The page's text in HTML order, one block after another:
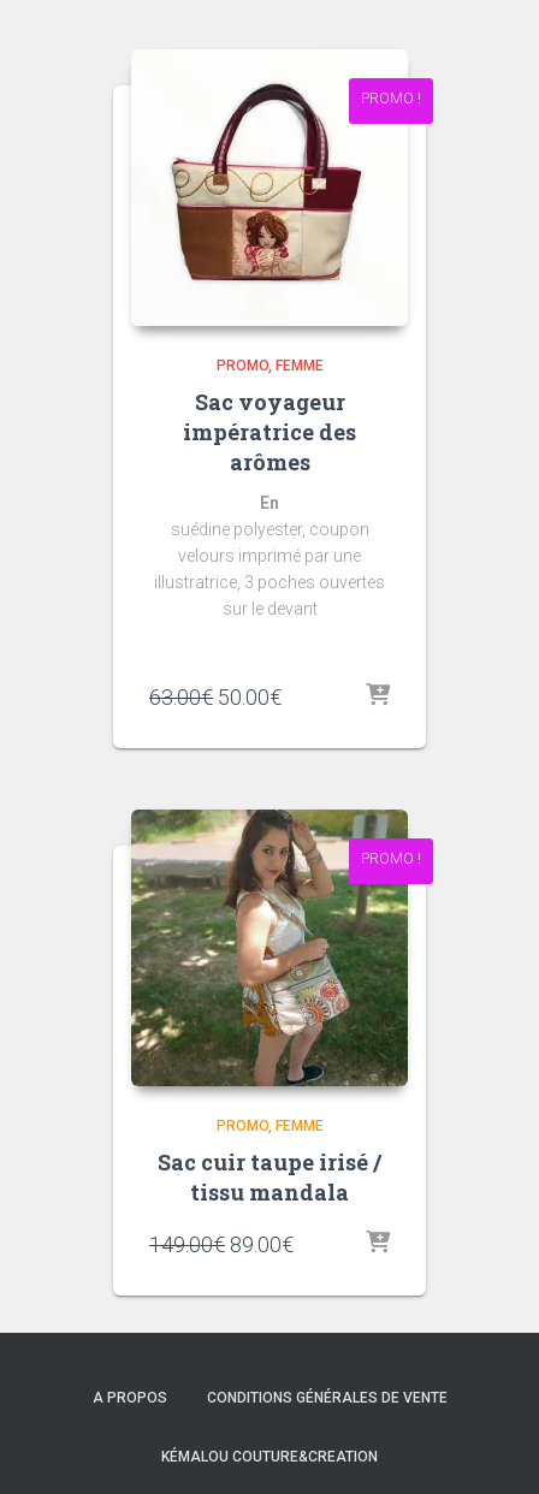
PROMO !
PROMO FEMME
Sac voyageur
impératrice des
arômes
En
suédine polyester, coupon
velours imprimé par une
illustratrice, 3 poches ouvertes
sur le devant
63.00€ Le
initial
50.00€Le
actuel
PROMO !
PROMO FEMME
Sac cuir taupe irisé /
tissu mandala
149.00€ Le
initial
89.00€Le
actuel
A PROPOS CONDITIONS GÉNÉRALES DE VENTE
KÉMALOU COUTURE&CREATION